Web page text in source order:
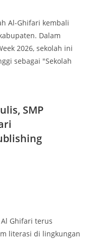
Al-Ghifari kembali
Dalam
2026, sekolah ini
sebagai "Sekolah
SMP
Ghifari terus
literasi di lingkungan